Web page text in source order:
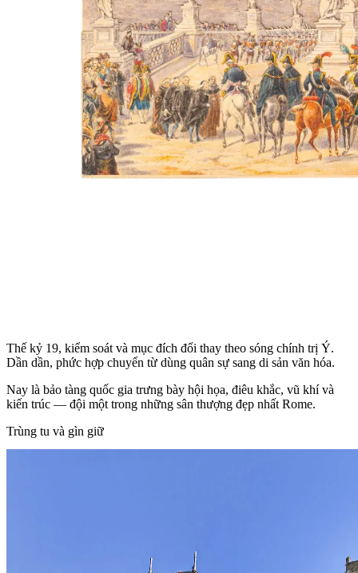
Thế kỷ 19, kiểm soát và mục đích đổi thay theo sóng chính trị Ý.
Dần dần, phức hợp chuyển từ dùng quân sự sang di sản văn hóa.
Nay là bảo tàng quốc gia trưng bày hội họa, điêu khắc, vũ khí và
kiến trúc — đội một trong những sân thượng đẹp nhất Rome.
Trùng tu và gìn giữ